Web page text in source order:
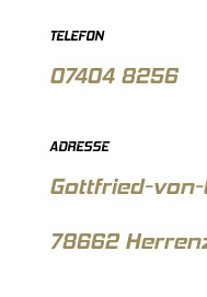
TELEFON
07404 8256
ADRESSE
Gottfried-von-
78662